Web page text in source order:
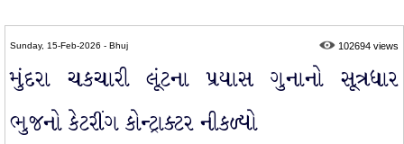
Sunday, 15-Feb-2026 - Bhuj 102694 views
મુંદરા ચકચારી લૂંટના પ્રયાસ ગુનાનો સૂત્રધાર
ભુજનો કેટરીંગ કોન્ટ્રાક્ટર નીકળ્યો